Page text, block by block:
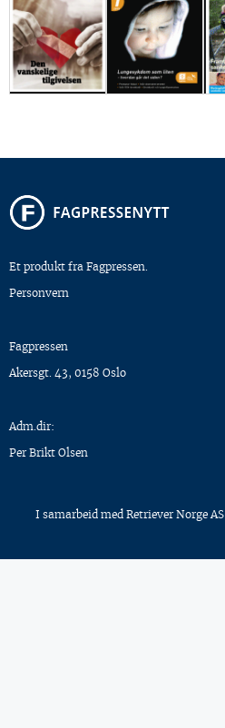
Et produkt fra Fagpressen.
Personvern
Fagpressen
Akersgt. 43, 0158 Oslo
Adm.dir:
Per Brikt Olsen
I samarbeid med Retriever Norge AS